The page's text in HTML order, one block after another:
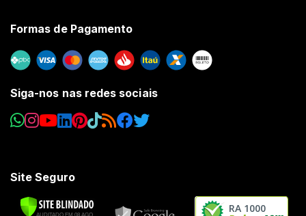
Formas de Pagamento
Siga-nos nas redes sociais
Site Seguro
RA 1000